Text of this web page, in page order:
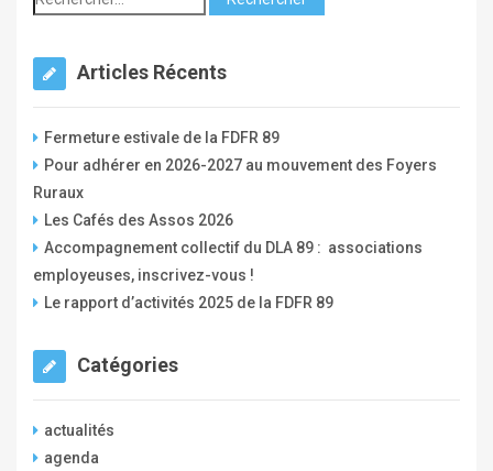
Articles Récents
Fermeture estivale de la FDFR 89
Pour adhérer en 2026-2027 au mouvement des Foyers
Ruraux
Les Cafés des Assos 2026
Accompagnement collectif du DLA 89 : associations
employeuses, inscrivez-vous !
Le rapport d’activités 2025 de la FDFR 89
Catégories
actualités
agenda